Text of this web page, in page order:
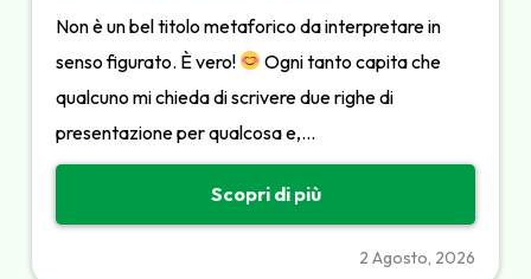
Non è un bel titolo metaforico da interpretare in
senso figurato. È vero!
Ogni tanto capita che
qualcuno mi chieda di scrivere due righe di
presentazione per qualcosa e,…
Scopri di più
2 Agosto, 2026